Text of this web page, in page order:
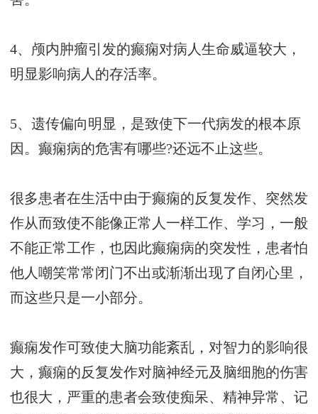
4、颅内肿瘤引发的癫痫对病人生命威逼较大，
明显影响病人的存活率。
5、遗传偏向明显，是致使下一代病发的根本原
因。癫痫病的危害有哪些?还远不止这些。
很多患者在生活中由于癫痫的反复发作、突然发
作从而致使不能像正常人一样工作、学习，一般
不能正常工作，也因此癫痫病的突发性，患者怕
他人嘲笑常常闭门不出或渐渐出现了自闭心里，
而这些只是一小部分。
癫痫发作可致使大脑功能紊乱，对智力的影响很
大，癫痫的反复发作对脑神经元及脑细胞的伤害
也很大，严重的患者会致使痴呆、精神异常、记